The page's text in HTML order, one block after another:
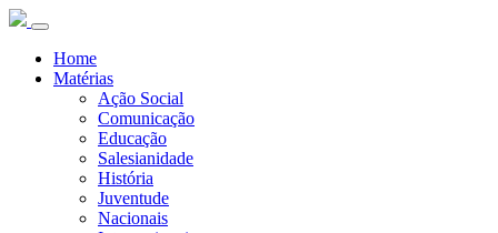
Home
Matérias
Ação Social
Comunicação
Educação
Salesianidade
História
Juventude
Nacionais